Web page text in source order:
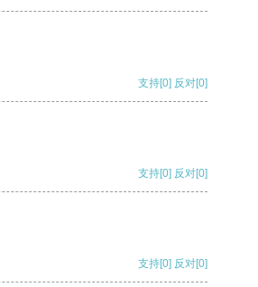
支持[0] 反对[0]
支持[0] 反对[0]
支持[0] 反对[0]